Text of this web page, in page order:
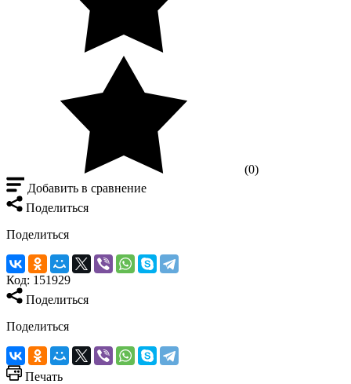
(0)
Добавить в сравнение
Поделиться
Поделиться
Код: 151929
Поделиться
Поделиться
Печать